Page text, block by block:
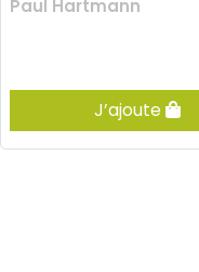
Paul Hartmann
J’ajoute